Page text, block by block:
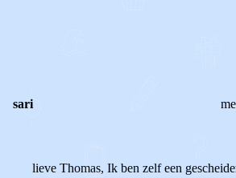
sari
lieve Thomas, Ik ben zelf een